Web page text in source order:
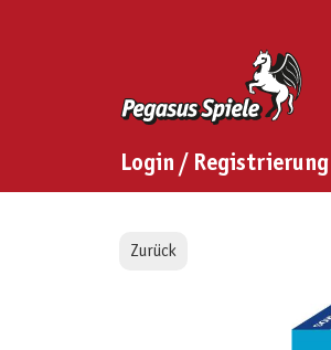
Login / Registrierung
Zurück
Bildergalerie überspringen